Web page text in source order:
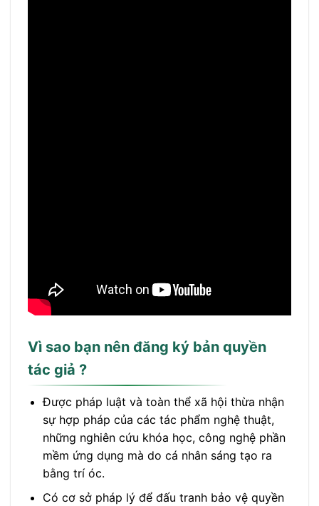
Vì sao bạn nên đăng ký bản quyền
tác giả ?
Được pháp luật và toàn thể xã hội thừa nhận
sự hợp pháp của các tác phẩm nghệ thuật,
những nghiên cứu khóa học, công nghệ phần
mềm ứng dụng mà do cá nhân sáng tạo ra
bằng trí óc.
Có cơ sở pháp lý để đấu tranh bảo vệ quyền